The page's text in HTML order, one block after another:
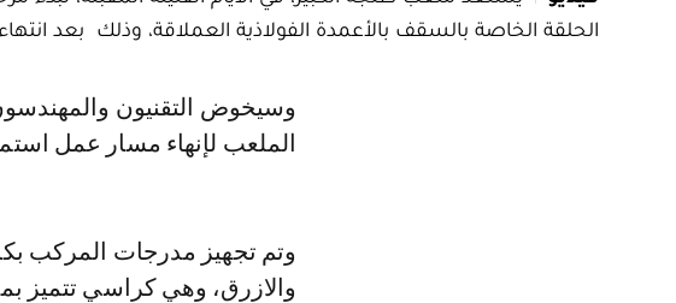
الحلقة الخاصة بالسقف بالأعمدة الفولاذية العملاقة، وذلك بعد
وسيخوض التقنيون والمهندسون سباقا مع الزمن لأجل بدء آخر محطات تسقيف
الملعب لإنهاء مسار عمل
وتم تجهيز مدرجات المركب
والازرق، وهي كراسي تتميز